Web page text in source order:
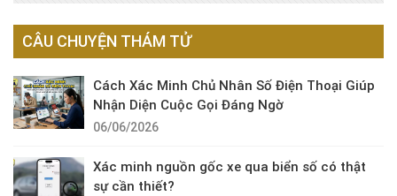
CÂU CHUYỆN THÁM TỬ
Cách Xác Minh Chủ Nhân Số Điện Thoại Giúp
Nhận Diện Cuộc Gọi Đáng Ngờ
06/06/2026
Xác minh nguồn gốc xe qua biển số có thật
sự cần thiết?